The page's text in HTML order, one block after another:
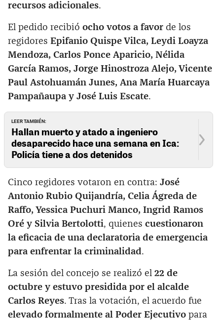
recursos adicionales.
El pedido recibió ocho votos a favor de los
regidores Epifanio Quispe Vilca, Leydi Loayza
Mendoza, Carlos Ponce Aparicio, Nélida
García Ramos, Jorge Hinostroza Alejo, Vicente
Paul Astohuamán Junes, Ana María Huarcaya
Pampañaupa y José Luis Escate.
LEER TAMBIÉN:
Hallan muerto y atado a ingeniero
desaparecido hace una semana en Ica:
Policía tiene a dos detenidos
Cinco regidores votaron en contra: José
Antonio Rubio Quijandría, Celia Ágreda de
Raffo, Yessica Puchuri Manco, Ingrid Ramos
Oré y Silvia Bertolotti, quienes cuestionaron
la eficacia de una declaratoria de emergencia
para enfrentar la criminalidad.
La sesión del concejo se realizó el 22 de
octubre y estuvo presidida por el alcalde
Carlos Reyes. Tras la votación, el acuerdo fue
elevado formalmente al Poder Ejecutivo para